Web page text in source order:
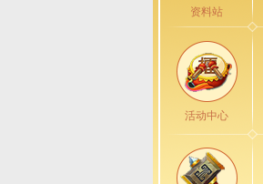
资料站
活动中心